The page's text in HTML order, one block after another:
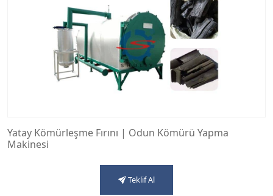
Yatay Kömürleşme Fırını | Odun Kömürü Yapma
Makinesi
Teklif Al